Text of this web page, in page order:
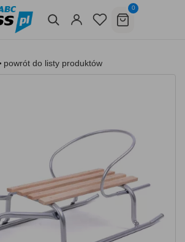
0
powrót do listy produktów